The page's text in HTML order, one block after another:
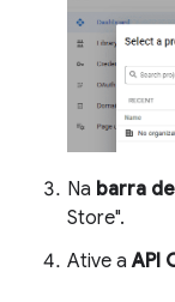
Na barra
Store".
Ative aAPI